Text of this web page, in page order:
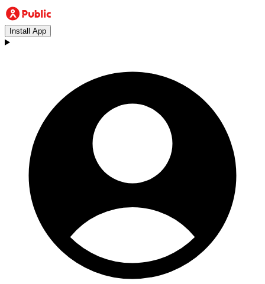
Install App